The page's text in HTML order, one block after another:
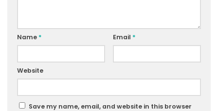
Name * Email *
Website
Save my name, email, and website in this browser